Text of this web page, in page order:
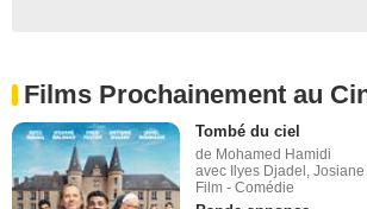
Films Prochainement au
Tombé du ciel
de Mohamed Hamidi
avec Ilyes Djadel,
Film - Comédie